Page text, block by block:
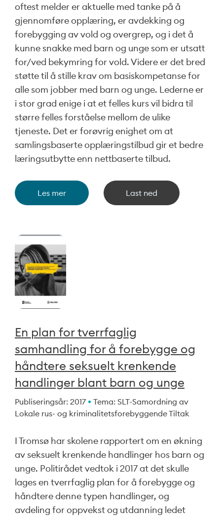
oftest melder er aktuelle med tanke på å
gjennomføre opplæring, er avdekking og
forebygging av vold og overgrep, og i det å
kunne snakke med barn og unge som er utsatt
for/ved bekymring for vold. Videre er det bred
støtte til å stille krav om basiskompetanse for
alle som jobber med barn og unge. Lederne er
i stor grad enige i at et felles kurs vil bidra til
større felles forståelse mellom de ulike
tjeneste. Det er forøvrig enighet om at
samlingsbaserte opplæringstilbud gir et bedre
læringsutbytte enn nettbaserte tilbud.
Les mer Last ned
En plan for tverrfaglig
samhandling for å forebygge og
håndtere seksuelt krenkende
handlinger blant barn og unge
Publiseringsår: 2017
Tema: SLT-Samordning av
Lokale rus- og kriminalitetsforebyggende Tiltak
I Tromsø har skolene rapportert om en økning
av seksuelt krenkende handlinger hos barn og
unge. Politirådet vedtok i 2017 at det skulle
lages en tverrfaglig plan for å forebygge og
håndtere denne typen handlinger, og
avdeling for oppvekst og utdanning ledet